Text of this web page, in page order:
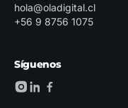
hola@oladigital.cl
+56 9 8756 1075
Síguenos